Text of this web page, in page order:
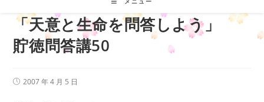
「天意と生命を問答しよう」
貯徳問答講50
投 2007 年 4 月 5 日